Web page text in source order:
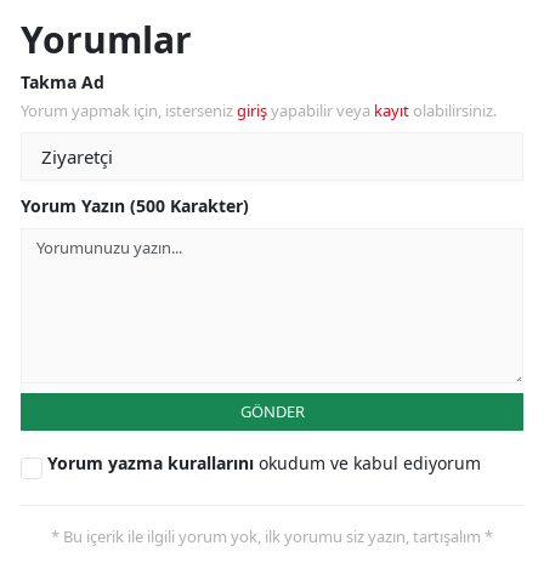
Yorumlar
Takma Ad
Yorum yapmak için, istersenizgirişyapabilir veya kayıt olabilirsiniz.
Yorum Yazın (500 Karakter)
GÖNDER
Yorum yazma kurallarını okudum ve kabul ediyorum
* Bu içerik ile ilgili yorum yok, ilk yorumu siz yazın, tartışalım *